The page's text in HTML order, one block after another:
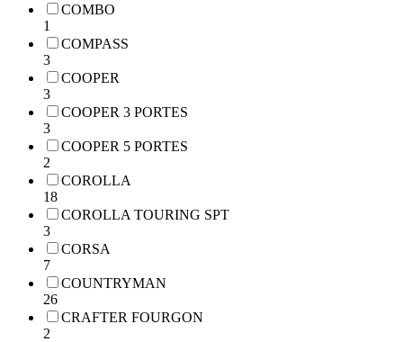
COMBO
1
COMPASS
3
COOPER
3
COOPER 3 PORTES
3
COOPER 5 PORTES
2
COROLLA
18
COROLLA TOURING SPT
3
CORSA
7
COUNTRYMAN
26
CRAFTER FOURGON
2